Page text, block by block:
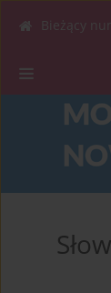
Bieżący